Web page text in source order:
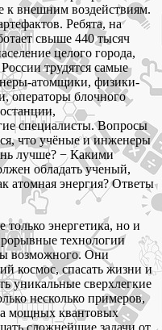
внешним воздействиям.
Ребята, на
свыше 440 тысяч
целого города,
трудятся самые
атомщики, физики-
операторы блочного
специалисты. Вопросы
что учёные и инженеры
лучше? − Какими
обладать ученый,
атомная энергия? Ответы
энергетика, но и
технологии
возможного. Они
космос, спасать жизни и
уникальные сверхлегкие
несколько примеров,
мощных квантовых